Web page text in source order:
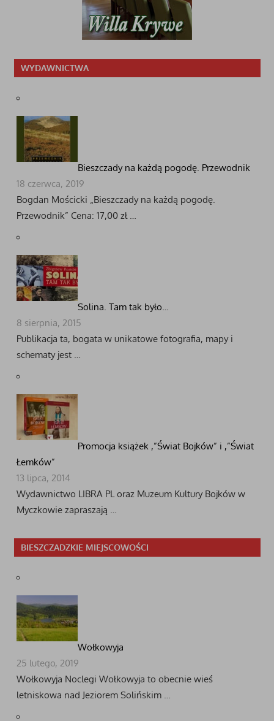
WYDAWNICTWA
Bieszczady na każdą pogodę. Przewodnik
18 czerwca, 2019
Bogdan Mościcki „Bieszczady na każdą pogodę.
Przewodnik” Cena: 17,00 zł …
Solina. Tam tak było…
8 sierpnia, 2015
Publikacja ta, bogata w unikatowe fotografia, mapy i
schematy jest …
Promocja książek ,”Świat Bojków” i ,”Świat
Łemków”
13 lipca, 2014
Wydawnictwo LIBRA PL oraz Muzeum Kultury Bojków w
Myczkowie zapraszają …
BIESZCZADZKIE MIEJSCOWOŚCI
Wołkowyja
25 lutego, 2019
Wołkowyja Noclegi Wołkowyja to obecnie wieś
letniskowa nad Jeziorem Solińskim …